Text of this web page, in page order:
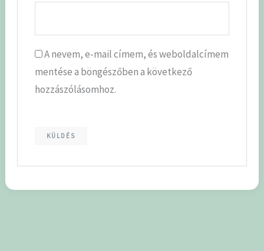
A nevem, e-mail címem, és weboldalcímem
mentése a böngészőben a következő
hozzászólásomhoz.